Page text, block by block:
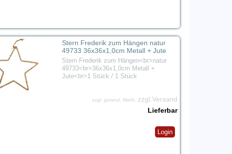
Stern Frederik zum Hängen natur
49733 36x36x1,0cm Metall + Jute
Stern Frederik zum Hängen<br>natur
49733<br>36x36x1,0cm Metall +
Jute<br>1 Stück / 1 Stück
zzgl. gesetzl. MwSt.
zzgl.Versand
Lieferbar
Login